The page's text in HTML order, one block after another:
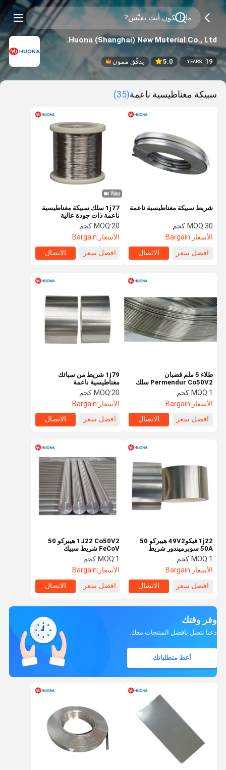
Huona (Shanghai) New Material Co., Ltd.
19
YEARS
5.0 يدقّق ممون
سبيكة مغناطيسية ناعمة(35)
1j77 سلك سبيكة مغناطيسية
ناعمة ذات جودة عالية
MOQ:20 كجم
الأسعار:Bargain
افضل سعر
الاتصال
شريط سبيكة مغناطيسية ناعمة
MOQ:30 كجم
الأسعار:Bargain
افضل سعر
الاتصال
1j79 شريط من سبائك
مغناطيسية ناعمة
MOQ:20 كجم
الأسعار:Bargain
افضل سعر
الاتصال
طلاء 5 ملم قضبان
Permendur Co50V2 سلك
سبيك المغناطيسي
MOQ:1 كجم
الأسعار:Bargain
افضل سعر
الاتصال
1J22 Co50V2 هيبركو 50
FeCoV شريط سبيك
مغناطيسي لينة ISO9001
MOQ:1 كجم
الأسعار:Bargain
افضل سعر
الاتصال
1j22 فيكو49V2 هيبركو 50
50A سوبرميندور شريط
مغناطيسي لينة
MOQ:1 كجم
الأسعار:Bargain
افضل سعر
الاتصال
وفر وقتك
دعنا نتصل بأفضل المنتجات معك.
أعط متطلباتك